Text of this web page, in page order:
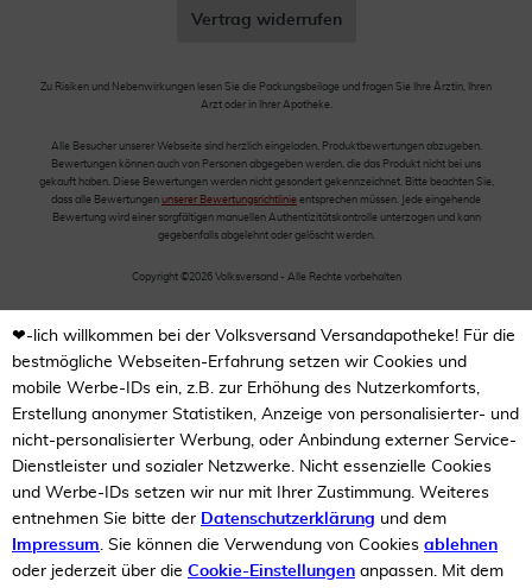
Vertrag widerrufen
Zu Risiken und Nebenwirkungen lesen Sie die Packungsbeilage und fragen Sie Ihre Ärztin, Ihren
Arzt oder in Ihrer Apotheke.
Alle Besucher unserer Webseite sind herzlich eingeladen, Produktbewertungen abzugeben.
Bewertungen können auch von Personen abgegeben werden, die das Produkt nicht bei uns
gekauft haben. Diese Bewertungen werden nicht gesondert gekennzeichnet. Bitte beachten Sie,
dass alle Bewertungen unserer Bewertungsrichtlinie entsprechen müssen. Jede eingehende
Bewertung wird einer sorgfältigen manuellen Authentizitätskontrolle unterzogen und kann
gegebenfalls abgelehnt oder gelöscht werden.
Copyright ©2026 Volksversand - Alle Rechte vorbehalten
❤-lich willkommen bei der Volksversand Versandapotheke! Für die
bestmögliche Webseiten-Erfahrung setzen wir Cookies und
mobile Werbe-IDs ein, z.B. zur Erhöhung des Nutzerkomforts,
Erstellung anonymer Statistiken, Anzeige von personalisierter- und
nicht-personalisierter Werbung, oder Anbindung externer Service-
Dienstleister und sozialer Netzwerke. Nicht essenzielle Cookies
und Werbe-IDs setzen wir nur mit Ihrer Zustimmung. Weiteres
entnehmen Sie bitte der Datenschutzerklärung und dem
Impressum. Sie können die Verwendung von Cookies ablehnen
oder jederzeit über die Cookie-Einstellungen anpassen. Mit dem